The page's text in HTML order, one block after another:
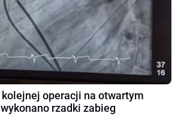
kolejnej operacji na otwartym
rzadki zabieg